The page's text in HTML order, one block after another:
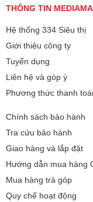
THÔNG TIN
Hệ thống 334 Siêu thị
Giới thiệu công ty
Tuyển dụng
Liên hệ và góp ý
Phương thức thanh
Chính sách bảo hành
Tra cứu bảo hành
Giao hàng và lắp đặt
Hướng dẫn mua hàng
Mua hàng trả góp
Quy chế hoạt động